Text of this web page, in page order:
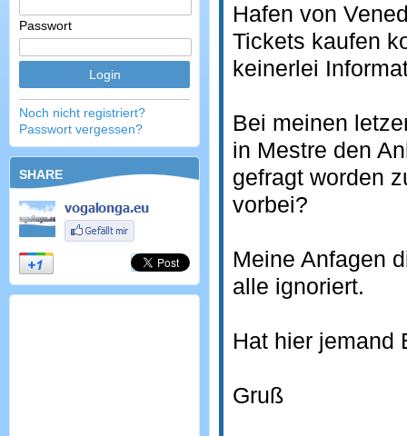
Passwort
Noch nicht registriert?
Passwort vergessen?
SHARE
Hafen von
Tickets kaufen
keinerlei
Bei meinen
in Mestre den
gefragt worden
vorbei?
Meine Anfagen
alle ignoriert.
Hat hier jemand
Gruß